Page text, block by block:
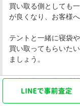
買い取る側としても
が良くなり、お客様
テントと一緒に寝袋
買い取ってもらいた
ましょう。
マウンテンシティで
り、査定点数が多い